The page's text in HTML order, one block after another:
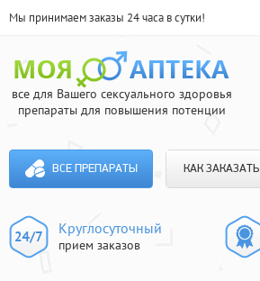
Мы принимаем заказы 24 часа в сутки!
все для Вашего сексуального здоровья
препараты для повышения потенции
ВСЕ ПРЕПАРАТЫ КАК ЗАКАЗАТЬ
Круглосуточный
прием заказов